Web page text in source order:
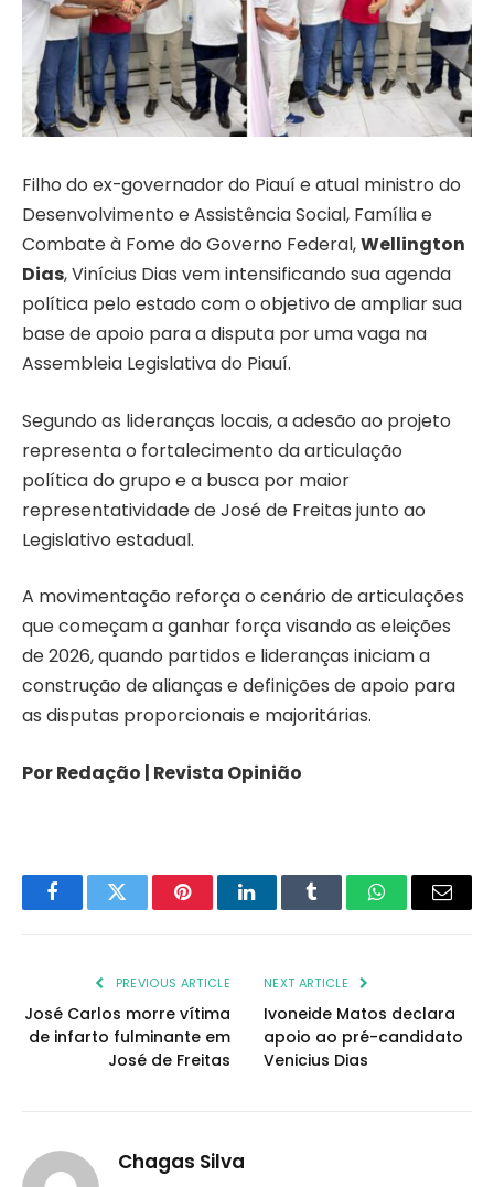
Filho do ex-governador do Piauí e atual ministro do
Desenvolvimento e Assistência Social, Família e
Combate à Fome do Governo Federal,Wellington
Dias, Vinícius Dias vem intensificando sua agenda
política pelo estado com o objetivo de ampliar sua
base de apoio para a disputa por uma vaga na
Assembleia Legislativa do Piauí.
Segundo as lideranças locais, a adesão ao projeto
representa o fortalecimento da articulação
política do grupo e a busca por maior
representatividade de José de Freitas junto ao
Legislativo estadual.
A movimentação reforça o cenário de articulações
que começam a ganhar força visando as eleições
de 2026, quando partidos e lideranças iniciam a
construção de alianças e definições de apoio para
as disputas proporcionais e majoritárias.
Por Redação | Revista Opinião
FacebookTwitter PinterestLinkedInTumblr WhatsAppEmail
PREVIOUS ARTICLE
José Carlos morre vítima
de infarto fulminante em
José de Freitas
NEXT ARTICLE
Ivoneide Matos declara
apoio ao pré-candidato
Venicius Dias
Chagas Silva